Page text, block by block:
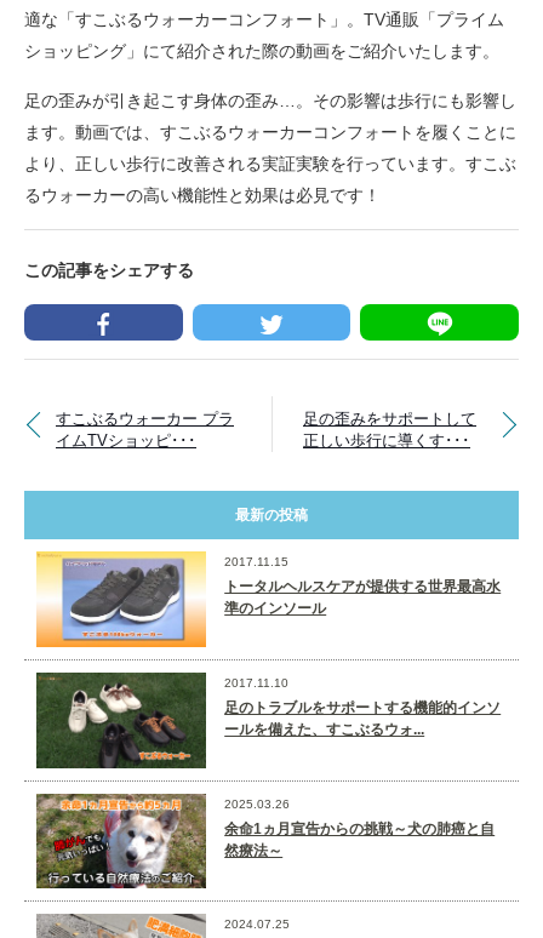
適な「すこぶるウォーカーコンフォート」。TV通販「プライム
ショッピング」にて紹介された際の動画をご紹介いたします。
足の歪みが引き起こす身体の歪み…。その影響は歩行にも影響し
ます。動画では、すこぶるウォーカーコンフォートを履くことに
より、正しい歩行に改善される実証実験を行っています。すこぶ
るウォーカーの高い機能性と効果は必見です！
この記事をシェアする
すこぶるウォーカー プラ
イムTVショッピ･･･
足の歪みをサポートして
正しい歩行に導くす･･･
最新の投稿
2017.11.15
トータルヘルスケアが提供する世界最高水
準のインソール
2017.11.10
足のトラブルをサポートする機能的インソ
ールを備えた、すこぶるウォ...
2025.03.26
余命1ヵ月宣告からの挑戦～犬の肺癌と自
然療法～
2024.07.25